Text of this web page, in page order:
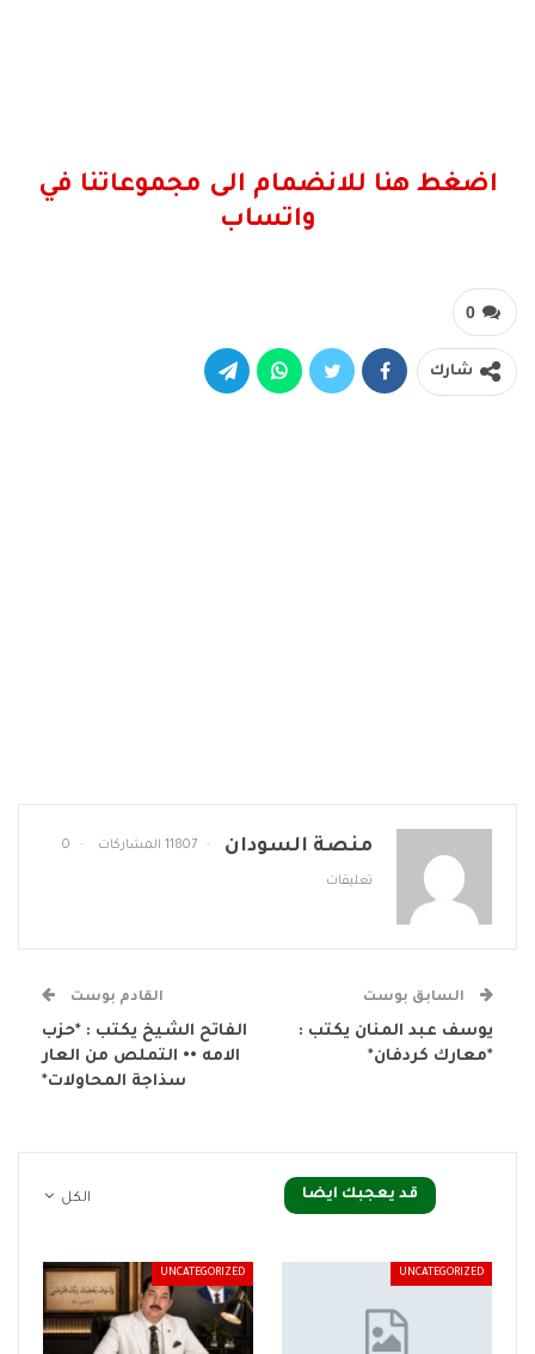
اضغط هنا للانضمام الى مجموعاتنا في
واتساب
0
شارك
منصة السودان 11807 المشاركات 0
تعليقات
السابق بوست
يوسف عبد المنان يكتب :
*معارك كردفان*
القادم بوست
الفاتح الشيخ يكتب : *حزب
الامه •• التملص من العار
سذاجة المحاولات*
الكل قد يعجبك ايضا
UNCATEGORIZED
UNCATEGORIZED